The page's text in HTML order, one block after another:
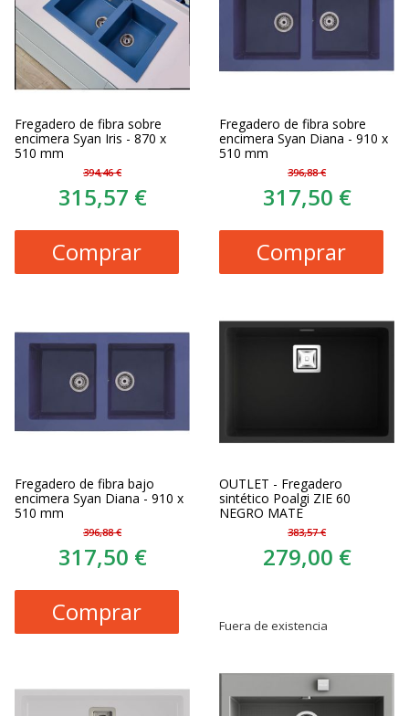
Fregadero de fibra sobre
encimera Syan Iris - 870 x
510 mm
394,46 €
315,57 €
Comprar
Fregadero de fibra sobre
encimera Syan Diana - 910 x
510 mm
396,88 €
317,50 €
Comprar
Fregadero de fibra bajo
encimera Syan Diana - 910 x
510 mm
396,88 €
317,50 €
Comprar
OUTLET - Fregadero
sintético Poalgi ZIE 60
NEGRO MATE
383,57 €
279,00 €
Fuera de existencia